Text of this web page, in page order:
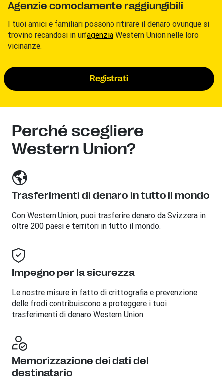
Agenzie comodamente raggiungibili
I tuoi amici e familiari possono ritirare il denaro ovunque si
trovino recandosi in un’agenzia Western Union nelle loro
vicinanze.
Registrati
Perché scegliere
Western Union?
Trasferimenti di denaro in tutto il mondo
Con Western Union, puoi trasferire denaro da Svizzera in
oltre 200 paesi e territori in tutto il mondo.
Impegno per la sicurezza
Le nostre misure in fatto di crittografia e prevenzione
delle frodi contribuiscono a proteggere i tuoi
trasferimenti di denaro Western Union.
Memorizzazione dei dati del
destinatario